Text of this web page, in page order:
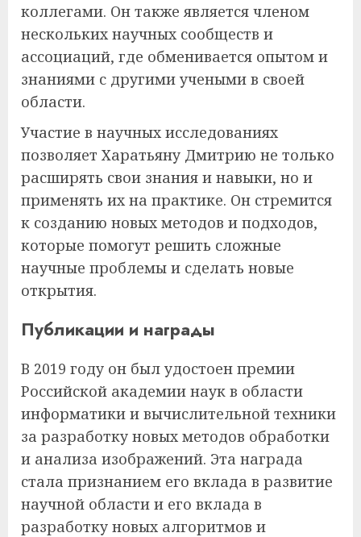
коллегами. Он также является членом
нескольких научных сообществ и
ассоциаций, где обменивается опытом и
знаниями с другими учеными в своей
области.
Участие в научных исследованиях
позволяет Харатьяну Дмитрию не только
расширять свои знания и навыки, но и
применять их на практике. Он стремится
к созданию новых методов и подходов,
которые помогут решить сложные
научные проблемы и сделать новые
открытия.
Публикации и награды
В 2019 году он был удостоен премии
Российской академии наук в области
информатики и вычислительной техники
за разработку новых методов обработки
и анализа изображений. Эта награда
стала признанием его вклада в развитие
научной области и его вклада в
разработку новых алгоритмов и